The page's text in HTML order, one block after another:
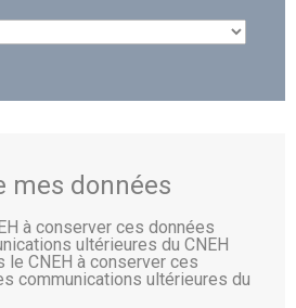
mes données
à conserver ces données
ultérieures du CNEH
le CNEH à conserver ces
communications ultérieures du